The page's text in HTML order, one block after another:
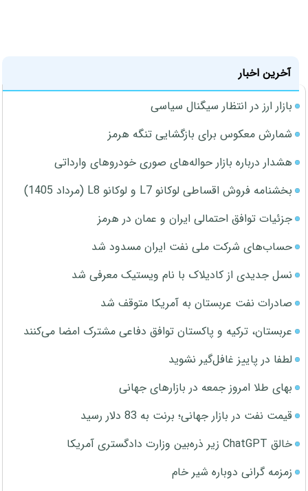
آخرین اخبار
بازار ارز در انتظار سیگنال سیاسی
شمارش معکوس برای بازگشایی تنگه هرمز
هشدار درباره بازار حواله‌های صوری خودروهای وارداتی
بخشنامه فروش اقساطی لوکانو L7 و لوکانو L8 (مرداد 1405)
جزئیات توافق احتمالی ایران و عمان در هرمز
حساب‌های شرکت ملی نفت ایران مسدود شد
نسل جدیدی از کادیلاک با نام ویستیک معرفی شد
صادرات نفت عربستان به آمریکا متوقف شد
عربستان، ترکیه و پاکستان توافق دفاعی مشترک امضا می‌کنند
لطفا در پاییز غافل‌گیر نشوید
بهای طلا امروز جمعه در بازارهای جهانی
قیمت نفت در بازار جهانی؛ برنت به 83 دلار رسید
خالق ChatGPT زیر ذره‌بین وزارت دادگستری آمریکا
زمزمه گرانی دوباره شیر خام